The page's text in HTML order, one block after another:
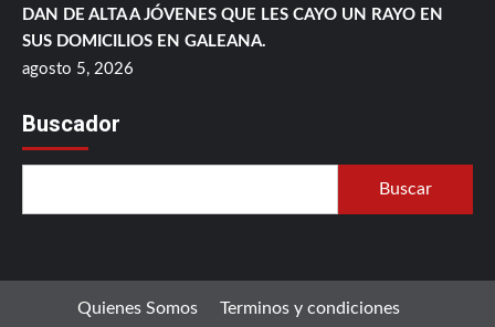
DAN DE ALTA A JÓVENES QUE LES CAYO UN RAYO EN
SUS DOMICILIOS EN GALEANA.
agosto 5, 2026
Buscador
Buscar
Quienes Somos
Terminos y condiciones